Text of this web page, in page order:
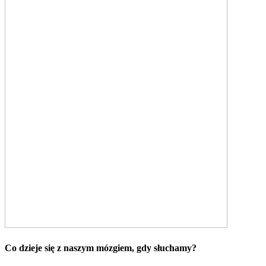
Co dzieje się z naszym mózgiem, gdy słuchamy?